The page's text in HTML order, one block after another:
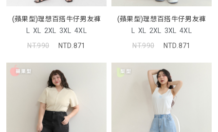
(蘋果型)理想百搭牛仔男友褲
L XL 2XL 3XL 4XL
NT.990
NTD.871
(蘋果型)理想百搭牛仔男友褲
L XL 2XL 3XL 4XL
NT.990
NTD.871